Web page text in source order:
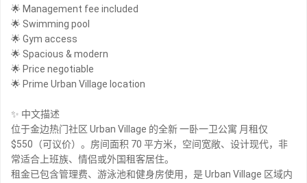
🌟 Management fee included
🌟 Swimming pool
🌟 Gym access
🌟 Spacious & modern
🌟 Price negotiable
🌟 Prime Urban Village location
✨ 中文描述
位于金边热门社区 Urban Village 的全新 一卧一卫公寓 月租仅
$550（可议价）。房间面积 70 平方米，空间宽敞、设计现代，非
常适合上班族、情侣或外国租客居住。
租金已包含管理费、游泳池和健身房使用，是 Urban Village 区域内